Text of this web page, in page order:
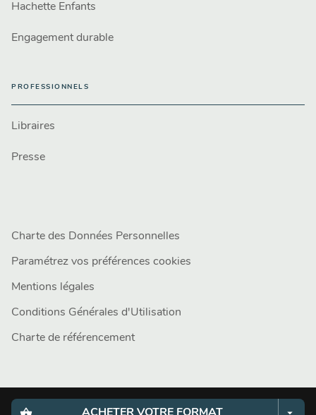
Hachette Enfants
Engagement durable
PROFESSIONNELS
Libraires
Presse
Charte des Données Personnelles
Paramétrez vos préférences cookies
Mentions légales
Conditions Générales d'Utilisation
Charte de référencement